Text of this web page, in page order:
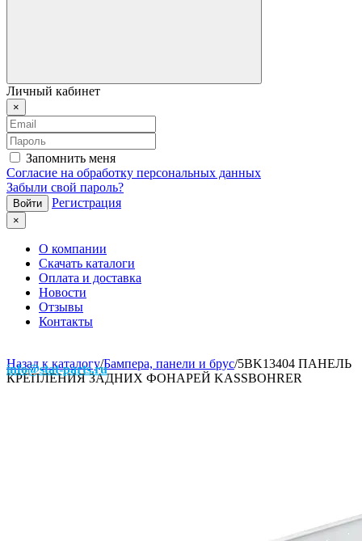
Личный кабинет
×
Запомнить меня
Согласие на обработку персональных данных
Забыли свой пароль?
Регистрация
×
О компании
Скачать каталоги
Оплата и доставка
Новости
Отзывы
Контакты
info@stat-parts.ru
Назад к каталогу/Бампера, панели и брус/5BK13404 ПАНЕЛЬ
КРЕПЛЕНИЯ ЗАДНИХ ФОНАРЕЙ KASSBOHRER